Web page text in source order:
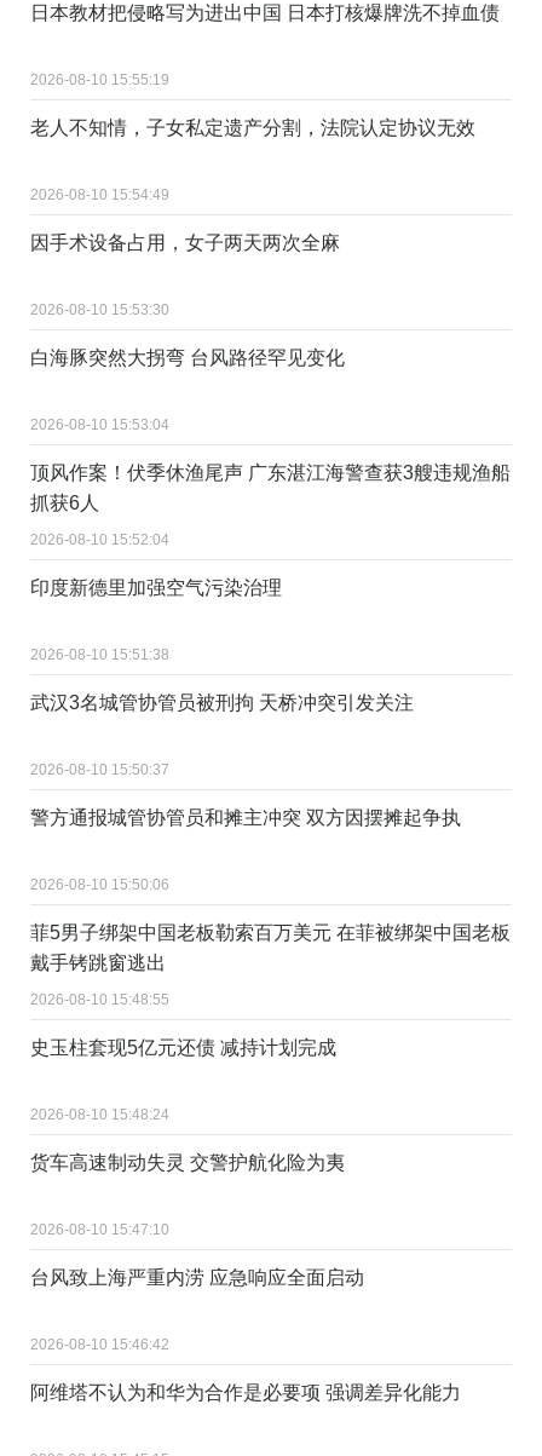
日本教材把侵略写为进出中国 日本打核爆牌洗不掉血债
2026-08-10 15:55:19
老人不知情，子女私定遗产分割，法院认定协议无效
2026-08-10 15:54:49
因手术设备占用，女子两天两次全麻
2026-08-10 15:53:30
白海豚突然大拐弯 台风路径罕见变化
2026-08-10 15:53:04
顶风作案！伏季休渔尾声 广东湛江海警查获3艘违规渔船
抓获6人
2026-08-10 15:52:04
印度新德里加强空气污染治理
2026-08-10 15:51:38
武汉3名城管协管员被刑拘 天桥冲突引发关注
2026-08-10 15:50:37
警方通报城管协管员和摊主冲突 双方因摆摊起争执
2026-08-10 15:50:06
菲5男子绑架中国老板勒索百万美元 在菲被绑架中国老板
戴手铐跳窗逃出
2026-08-10 15:48:55
史玉柱套现5亿元还债 减持计划完成
2026-08-10 15:48:24
货车高速制动失灵 交警护航化险为夷
2026-08-10 15:47:10
台风致上海严重内涝 应急响应全面启动
2026-08-10 15:46:42
阿维塔不认为和华为合作是必要项 强调差异化能力